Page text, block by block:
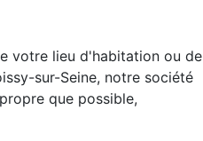
votre lieu d'habitation ou de
sur-Seine, notre société
que possible,